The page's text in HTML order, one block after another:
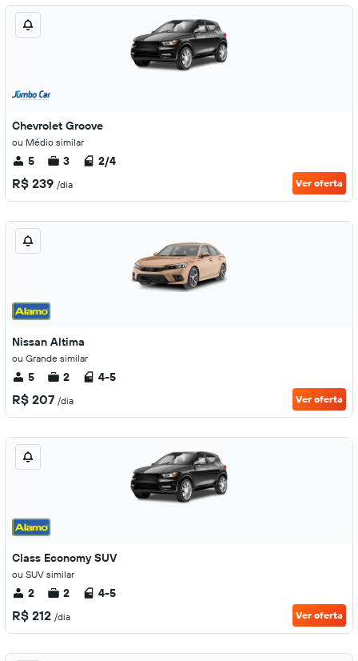
Chevrolet Groove
ou Médio similar
5 3 2/4
R$ 239 /dia Ver oferta
Nissan Altima
ou Grande similar
5 2 4-5
R$ 207 /dia Ver oferta
Class Economy SUV
ou SUV similar
2 2 4-5
R$ 212 /dia Ver oferta